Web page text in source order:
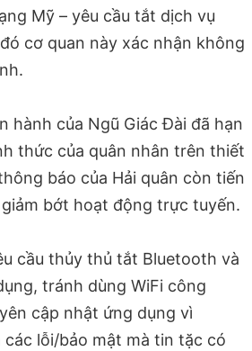
Mỹ – yêu cầu tắt dịch vụ
cơ quan này xác nhận không
hành của Ngũ Giác Đài đã hạn
thức của quân nhân trên thiết
báo của Hải quân còn tiến
bớt hoạt động trực tuyến.
cầu thủy thủ tắt Bluetooth và
tránh dùng WiFi công
cập nhật ứng dụng vì
các lỗi/bảo mật mà tin tặc có